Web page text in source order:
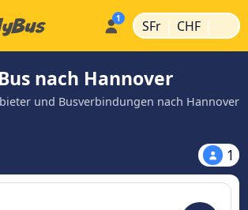
SFr | CHF |
nach Hannover
und Busverbindungen nach Hannover
1